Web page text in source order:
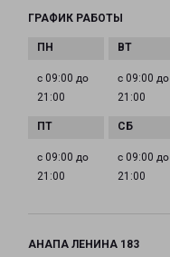
ГРАФИК РАБОТЫ
с 09:00 до
21:00
с 09:00 до
21:00
с 09:00 до
21:00
с 09:00 до
21:00
АНАПА ЛЕНИНА 183